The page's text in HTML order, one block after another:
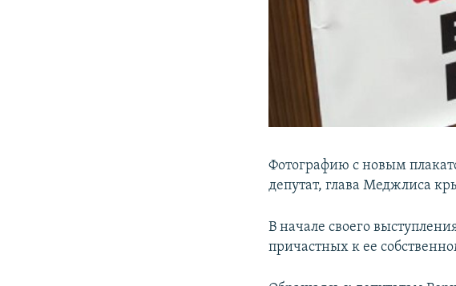
Фотографию с новым
депутат, глава Меджлиса
В начале своего
причастных к ее